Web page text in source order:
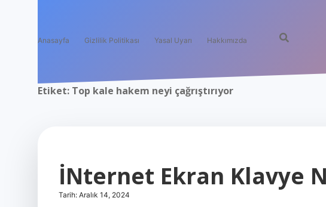
Anasayfa Gizlilik Politikası Yasal Uyarı Hakkımızda
Etiket: Top kale hakem neyi çağrıştırıyor
İNternet Ekran Klavye
Tarih: Aralık 14, 2024